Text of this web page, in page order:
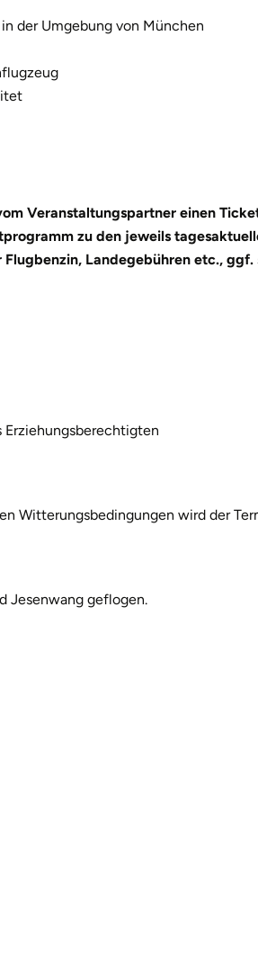
der Umgebung von München
Veranstaltungspartner einen
zu den jeweils
Landegebühren etc.,
Erziehungsberechtigten
Witterungsbedingungen wird der
Jesenwang geflogen.